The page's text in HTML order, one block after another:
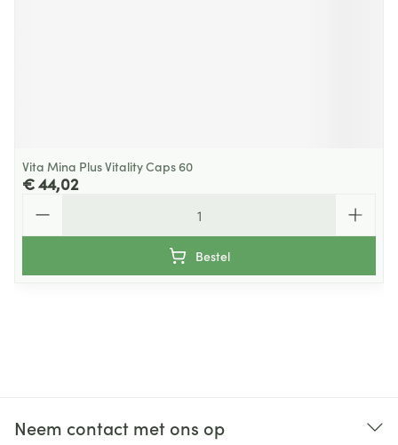
Vita Mina Plus Vitality Caps 60
€ 44,02
Bestel
Neem contact met ons op